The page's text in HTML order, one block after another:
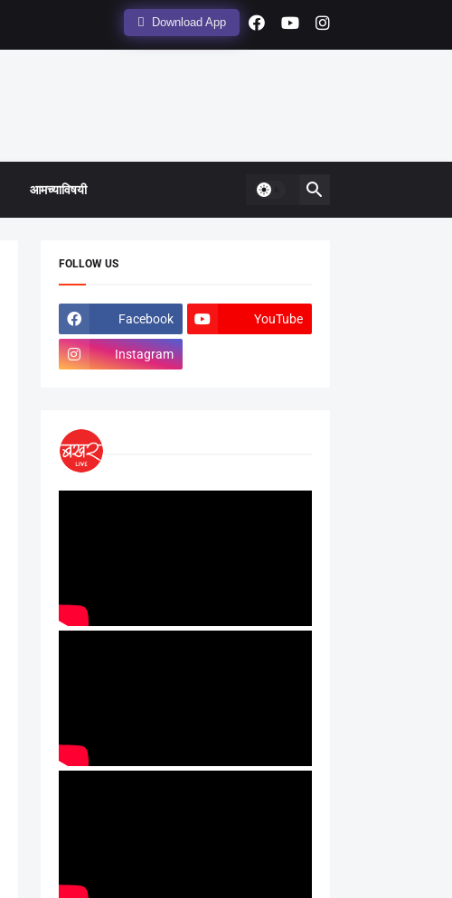
Download App
आमच्याविषयी
FOLLOW US
Facebook YouTube
Instagram